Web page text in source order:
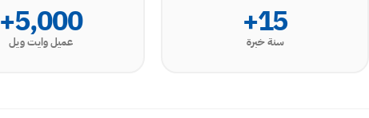
15+
سنة خبرة
5,000+
عميل وايت ويل